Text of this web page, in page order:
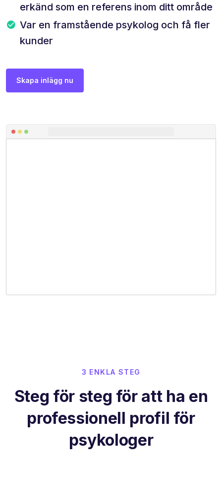
erkänd som en referens inom ditt område
Var en framstående psykolog och få fler
kunder
Skapa inlägg nu
3 ENKLA STEG
Steg för steg för att ha en
professionell profil för
psykologer